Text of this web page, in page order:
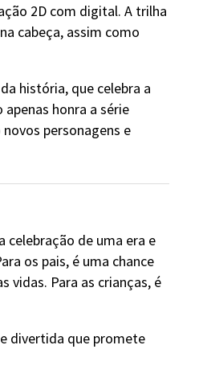
2D com digital. A trilha
cabeça, assim como
história, que celebra a
honra a série
personagens e
celebração de uma era e
os pais, é uma chance
vidas. Para as crianças, é
divertida que promete